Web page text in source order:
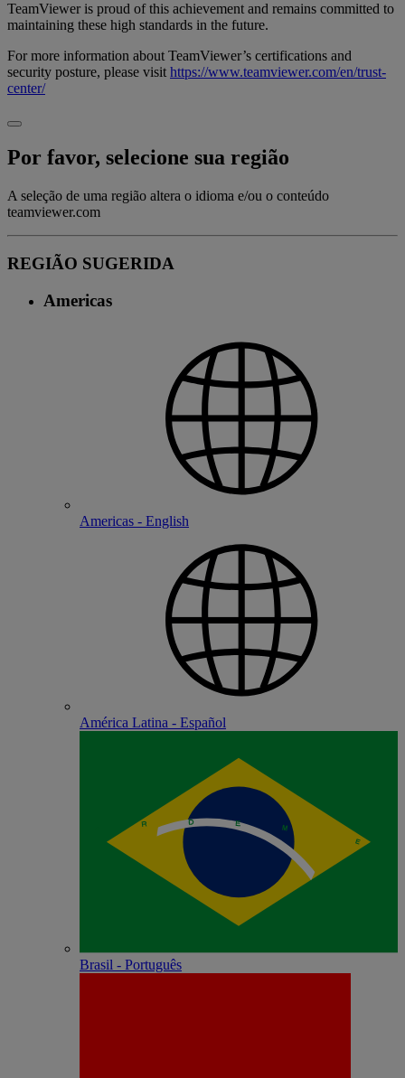
TeamViewer is proud of this achievement and remains committed to
maintaining these high standards in the future.
For more information about TeamViewer’s certifications and
security posture, please visithttps://www.teamviewer.com/en/trust-
center/
Por favor, selecione sua região
A seleção de uma região altera o idioma e/ou o conteúdo
teamviewer.com
REGIÃO SUGERIDA
Americas
Americas - English
América Latina - Español
Brasil - Português